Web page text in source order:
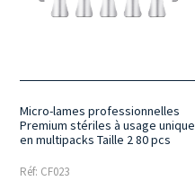
Micro-lames professionnelles
Premium stériles à usage unique
en multipacks Taille 2 80 pcs
Réf: CF023